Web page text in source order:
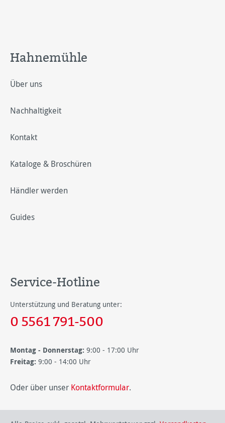
Hahnemühle
Über uns
Nachhaltigkeit
Kontakt
Kataloge & Broschüren
Händler werden
Guides
Service-Hotline
Unterstützung und Beratung unter:
0 5561 791-500
Montag - Donnerstag: 9:00 - 17:00 Uhr
Freitag: 9:00 - 14:00 Uhr
Oder über unser Kontaktformular.